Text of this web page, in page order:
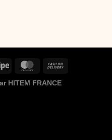
HITEM FRANCE